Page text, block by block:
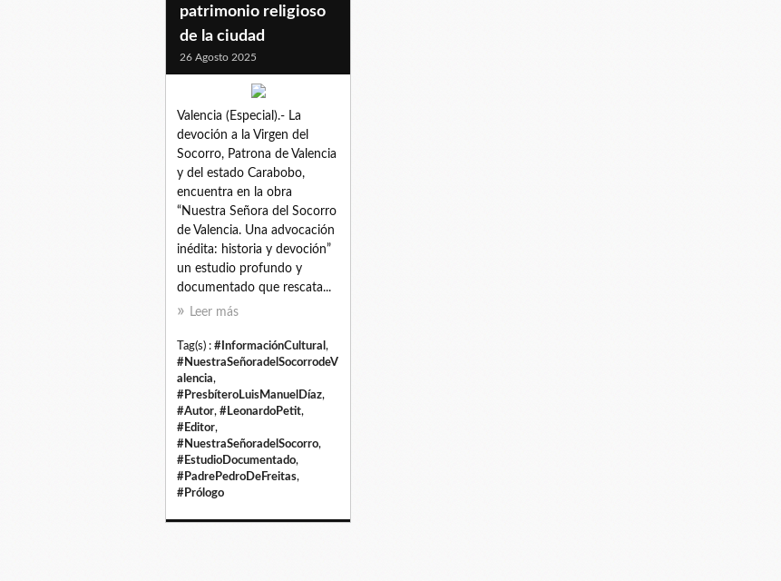
patrimonio religioso
de la ciudad
26 Agosto 2025
Valencia (Especial).- La
devoción a la Virgen del
Socorro, Patrona de Valencia
y del estado Carabobo,
encuentra en la obra
“Nuestra Señora del Socorro
de Valencia. Una advocación
inédita: historia y devoción”
un estudio profundo y
documentado que rescata...
Leer más
Tag(s) : #InformaciónCultural ,
#NuestraSeñoradelSocorrodeV
alencia,
#PresbíteroLuisManuelDíaz,
#Autor, #LeonardoPetit,
#Editor,
#NuestraSeñoradelSocorro,
#EstudioDocumentado,
#PadrePedroDeFreitas,
#Prólogo